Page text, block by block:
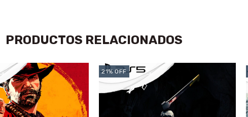
PRODUCTOS RELACIONADOS
21%OFF